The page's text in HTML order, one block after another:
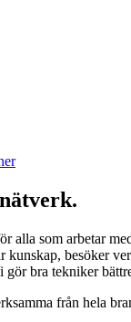
alla som arbetar
kunskap, besöker
gör bra tekniker
från hela